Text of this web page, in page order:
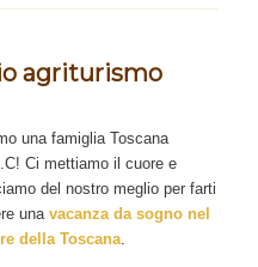
agriturismo
una famiglia Toscana
Ci mettiamo il cuore e
del nostro meglio per farti
una vacanza da sogno nel
della Toscana.